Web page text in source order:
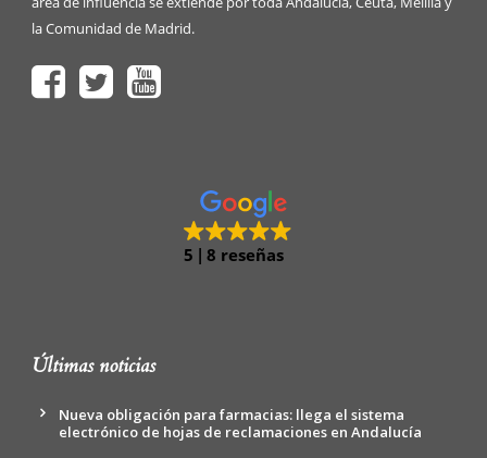
la Comunidad de Madrid.
5 8 reseñas
Últimas noticias
Nueva obligación para farmacias: llega el sistema
electrónico de hojas de reclamaciones en Andalucía